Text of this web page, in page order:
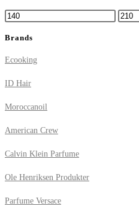
Mindste
Højeste
Brands
Ecooking
ID Hair
Moroccanoil
American Crew
Calvin Klein Parfume
Ole Henriksen Produkter
Parfume Versace